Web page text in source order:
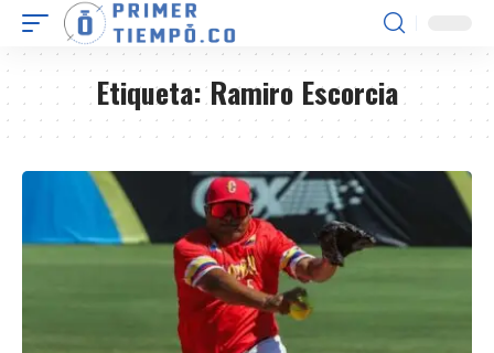
Etiqueta:Ramiro Escorcia